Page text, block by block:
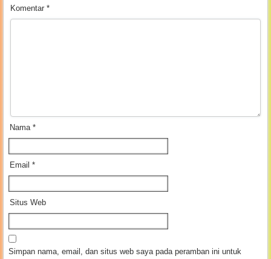
Komentar *
Nama *
Email *
Situs Web
Simpan nama, email, dan situs web saya pada peramban ini untuk